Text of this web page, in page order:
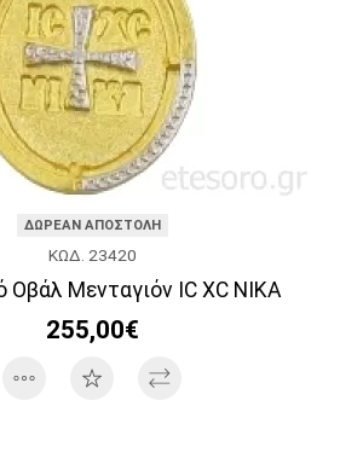
ΔΩΡΕΑΝ ΑΠΟΣΤΟΛΗ
ΚΩΔ. 23420
Οβάλ Μενταγιόν IC XC NIKA
255,00€